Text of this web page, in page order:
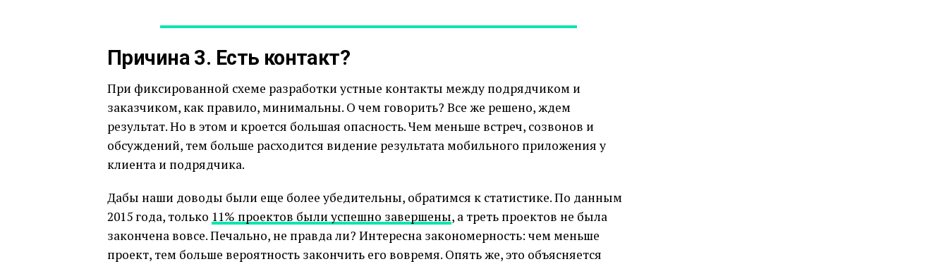
Причина 3. Есть контакт?
При фиксированной схеме разработки устные контакты между подрядчиком и
заказчиком, как правило, минимальны. О чем говорить? Все же решено, ждем
результат. Но в этом и кроется большая опасность. Чем меньше встреч, созвонов и
обсуждений, тем больше расходится видение результата мобильного приложения у
клиента и подрядчика.
Дабы наши доводы были еще более убедительны, обратимся к статистике. По данным
2015 года, только 11% проектов были успешно завершены, а треть проектов не была
закончена вовсе. Печально, не правда ли? Интересна закономерность: чем меньше
проект, тем больше вероятность закончить его вовремя. Опять же, это объясняется